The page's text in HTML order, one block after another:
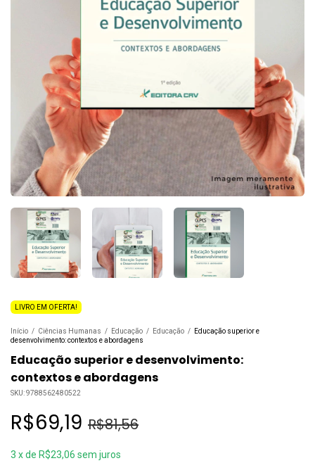
LIVRO EM OFERTA!
Início / Ciências Humanas / Educação / Educação /
Educação superior e
desenvolvimento: contextos e abordagens
Educação superior e desenvolvimento:
contextos e abordagens
SKU:9788562480522
R$69,19 R$81,56
3 xde R$23,06 sem juros